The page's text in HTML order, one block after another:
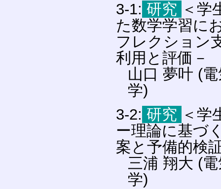
3-1: 研究 ＜学
た数学学習に
フレクション
利用と評価－
山口 夢叶 (
学)
3-2: 研究 ＜学
ー理論に基づ
案と予備的検
三浦 翔大 (
学)